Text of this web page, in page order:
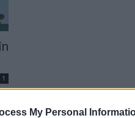
My Personal
1